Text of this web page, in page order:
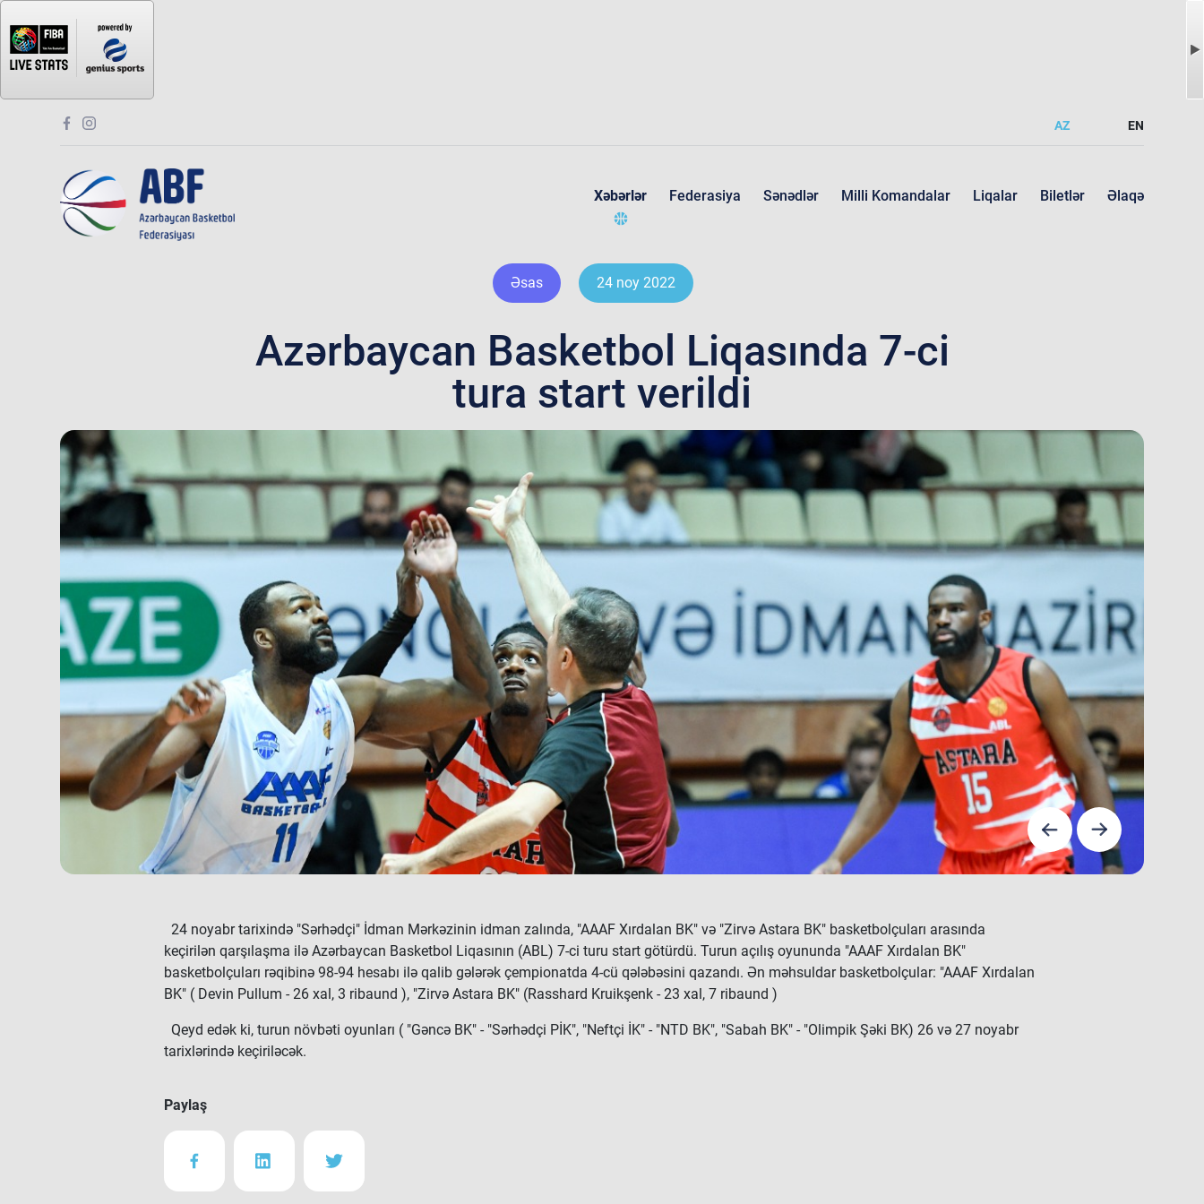
AZ EN
Xəbərlər Federasiya Sənədlər Milli Komandalar Liqalar Biletlər Əlaqə
Əsas 24 noy 2022
Azərbaycan Basketbol Liqasında 7-ci
tura start verildi
24 noyabr tarixində "Sərhədçi" İdman Mərkəzinin idman zalında, "AAAF Xırdalan BK" və "Zirvə Astara BK" basketbolçuları arasında
keçirilən qarşılaşma ilə Azərbaycan Basketbol Liqasının (ABL) 7-ci turu start götürdü. Turun açılış oyununda "AAAF Xırdalan BK"
basketbolçuları rəqibinə 98-94 hesabı ilə qalib gələrək çempionatda 4-cü qələbəsini qazandı. Ən məhsuldar basketbolçular: "AAAF Xırdalan
BK" ( Devin Pullum - 26 xal, 3 ribaund ), "Zirvə Astara BK" (Rasshard Kruikşenk - 23 xal, 7 ribaund )
Qeyd edək ki, turun növbəti oyunları ( "Gəncə BK" - "Sərhədçi PİK", "Neftçi İK" - "NTD BK", "Sabah BK" - "Olimpik Şəki BK) 26 və 27 noyabr
tarixlərində keçiriləcək.
Paylaş